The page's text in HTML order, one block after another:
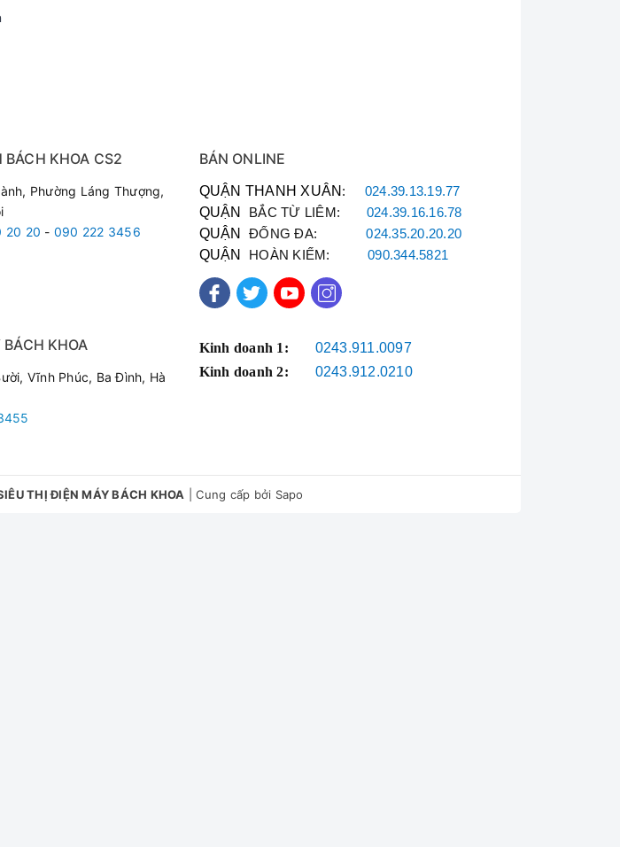
KHOA CS2
Phường Láng Thượng,
20 20 - 090 222 3456
BÁN ONLINE
QUẬN THANH XUÂN : 024.39.13.19.77
QUẬN BẮC TỪ LIÊM: 024.39.16.16.78
QUẬN ĐỐNG ĐA:024.35.20.20.20
QUẬN HOÀN KIẾM:090.344.5821
KHOA
Vĩnh Phúc, Ba Đình, Hà
Kinh doanh 1:
0243.911.0097
Kinh doanh 2:
0243.912.0210
THỊ ĐIỆN MÁY BÁCH KHOA Cung cấp bởi Sapo